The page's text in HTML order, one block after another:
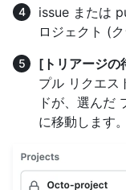
issue または
ロジェクト (
[トリアージの
プル リクエス
ドが、選んだ
に移動します。